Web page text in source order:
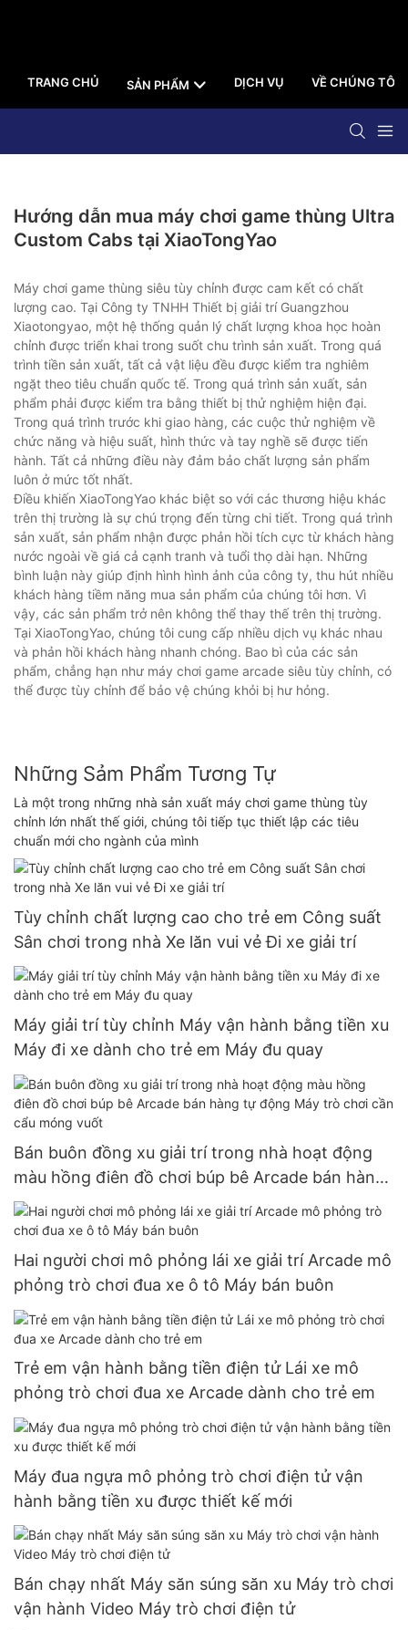
TRANG CHỦ SẢN PHẨM DỊCH VỤ VỀ CHÚNG TÔI
Hướng dẫn mua máy chơi game thùng Ultra
Custom Cabs tại XiaoTongYao
Máy chơi game thùng siêu tùy chỉnh được cam kết có chất
lượng cao. Tại Công ty TNHH Thiết bị giải trí Guangzhou
Xiaotongyao, một hệ thống quản lý chất lượng khoa học hoàn
chỉnh được triển khai trong suốt chu trình sản xuất. Trong quá
trình tiền sản xuất, tất cả vật liệu đều được kiểm tra nghiêm
ngặt theo tiêu chuẩn quốc tế. Trong quá trình sản xuất, sản
phẩm phải được kiểm tra bằng thiết bị thử nghiệm hiện đại.
Trong quá trình trước khi giao hàng, các cuộc thử nghiệm về
chức năng và hiệu suất, hình thức và tay nghề sẽ được tiến
hành. Tất cả những điều này đảm bảo chất lượng sản phẩm
luôn ở mức tốt nhất.
Điều khiến XiaoTongYao khác biệt so với các thương hiệu khác
trên thị trường là sự chú trọng đến từng chi tiết. Trong quá trình
sản xuất, sản phẩm nhận được phản hồi tích cực từ khách hàng
nước ngoài về giá cả cạnh tranh và tuổi thọ dài hạn. Những
bình luận này giúp định hình hình ảnh của công ty, thu hút nhiều
khách hàng tiềm năng mua sản phẩm của chúng tôi hơn. Vì
vậy, các sản phẩm trở nên không thể thay thế trên thị trường.
Tại XiaoTongYao, chúng tôi cung cấp nhiều dịch vụ khác nhau
và phản hồi khách hàng nhanh chóng. Bao bì của các sản
phẩm, chẳng hạn như máy chơi game arcade siêu tùy chỉnh, có
thể được tùy chỉnh để bảo vệ chúng khỏi bị hư hỏng.
Những Sảm Phẩm Tương Tự
Là một trong những nhà sản xuất máy chơi game thùng tùy
chỉnh lớn nhất thế giới, chúng tôi tiếp tục thiết lập các tiêu
chuẩn mới cho ngành của mình
Tùy chỉnh chất lượng cao cho trẻ em Công suất
Sân chơi trong nhà Xe lăn vui vẻ Đi xe giải trí
Máy giải trí tùy chỉnh Máy vận hành bằng tiền xu
Máy đi xe dành cho trẻ em Máy đu quay
Bán buôn đồng xu giải trí trong nhà hoạt động
màu hồng điên đồ chơi búp bê Arcade bán hàng
tự động Máy trò chơi cần cẩu móng vuốt
Hai người chơi mô phỏng lái xe giải trí Arcade mô
phỏng trò chơi đua xe ô tô Máy bán buôn
Trẻ em vận hành bằng tiền điện tử Lái xe mô
phỏng trò chơi đua xe Arcade dành cho trẻ em
Máy đua ngựa mô phỏng trò chơi điện tử vận ​​
hành bằng tiền xu được thiết kế mới
Bán chạy nhất Máy săn súng săn xu Máy trò chơi
vận hành Video Máy trò chơi điện tử